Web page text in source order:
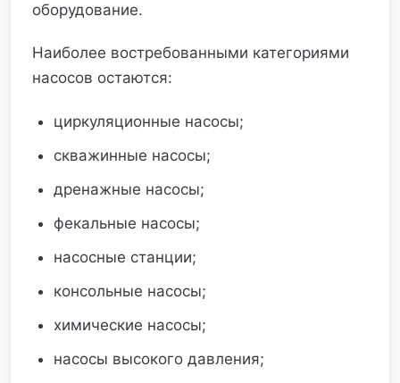
оборудование.
Наиболее востребованными категориями
насосов остаются:
циркуляционные насосы;
скважинные насосы;
дренажные насосы;
фекальные насосы;
насосные станции;
консольные насосы;
химические насосы;
насосы высокого давления;